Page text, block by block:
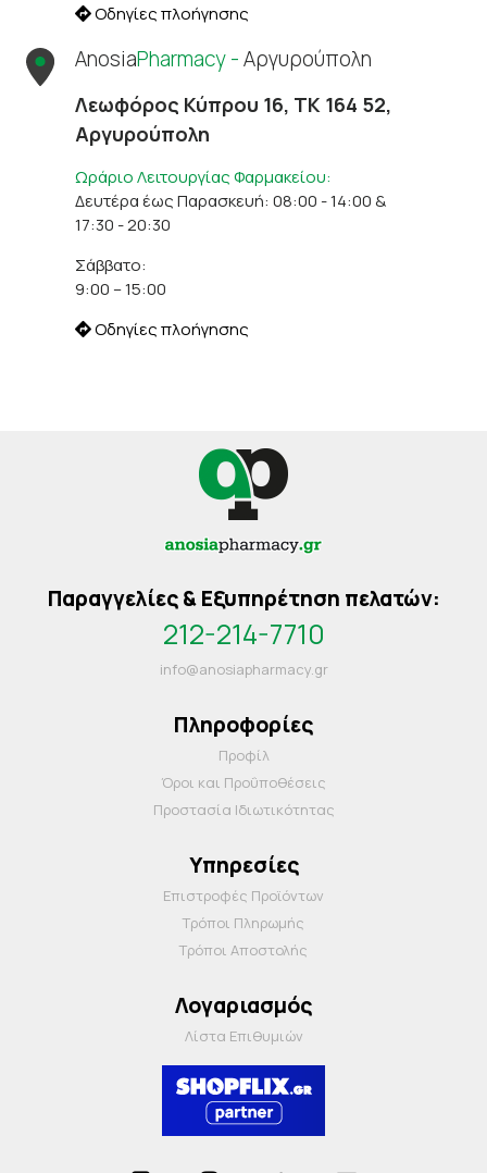
Οδηγίες πλοήγησης
AnosiaPharmacy -Αργυρούπολη
Λεωφόρος Κύπρου 16, ΤΚ 164 52,
Αργυρούπολη
Ωράριο Λειτουργίας Φαρμακείου:
Δευτέρα έως Παρασκευή: 08:00 - 14:00 &
17:30 - 20:30
Σάββατο:
9:00 – 15:00
Οδηγίες πλοήγησης
Παραγγελίες & Εξυπηρέτηση πελατών:
212-214-7710
info@anosiapharmacy.gr
Πληροφορίες
Προφίλ
Όροι και Προΰποθέσεις
Προστασία Ιδιωτικότητας
Υπηρεσίες
Επιστροφές Προϊόντων
Τρόποι Πληρωμής
Τρόποι Αποστολής
Λογαριασμός
Λίστα Επιθυμιών